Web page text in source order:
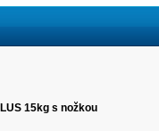
15kg s nožkou